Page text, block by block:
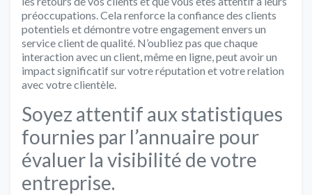
préoccupations. Cela renforce la confiance des clients
potentiels et démontre votre engagement envers un
service client de qualité. N’oubliez pas que chaque
interaction avec un client, même en ligne, peut avoir un
impact significatif sur votre réputation et votre relation
avec votre clientèle.
Soyez attentif aux statistiques
fournies par l’annuaire pour
évaluer la visibilité de votre
entreprise.